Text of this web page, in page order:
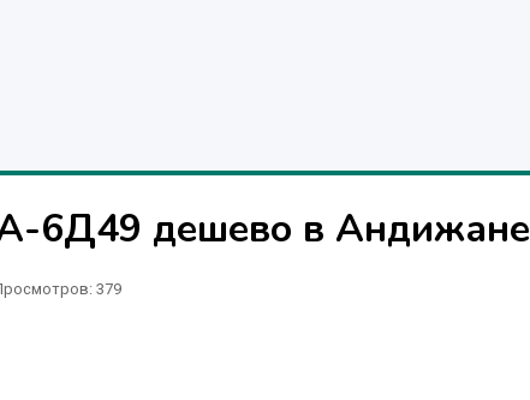
6Д49 дешево в Андижане
379